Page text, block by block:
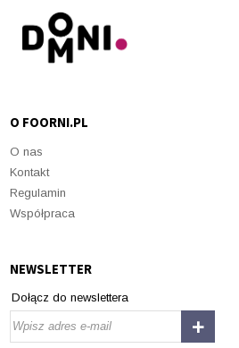
O FOORNI.PL
O nas
Kontakt
Regulamin
Współpraca
NEWSLETTER
Dołącz do newslettera